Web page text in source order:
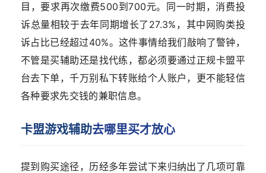
目，要求再次缴费500到700元。同一时期，消费投
诉总量相较于去年同期增长了27.3%，其中网购类投
诉占比已经超过40%。这件事情给我们敲响了警钟，
不管是买辅助还是找代练，都必须要通过正规卡盟平
台去下单，千万别私下转账给个人账户，更不能轻信
各种要求先交钱的兼职信息。
卡盟游戏辅助去哪里买才放心
提到购买途径，历经多年尝试下来归纳出了几项可靠